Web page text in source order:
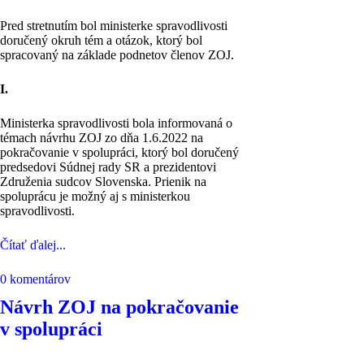
Pred stretnutím bol ministerke spravodlivosti
doručený okruh tém a otázok, ktorý bol
spracovaný na základe podnetov členov ZOJ.
I.
Ministerka spravodlivosti bola informovaná o
témach návrhu ZOJ zo dňa 1.6.2022 na
pokračovanie v spolupráci, ktorý bol doručený
predsedovi Súdnej rady SR a prezidentovi
Združenia sudcov Slovenska. Prienik na
spoluprácu je možný aj s ministerkou
spravodlivosti.
Čítať ďalej...
0 komentárov
Návrh ZOJ na pokračovanie
v spolupráci